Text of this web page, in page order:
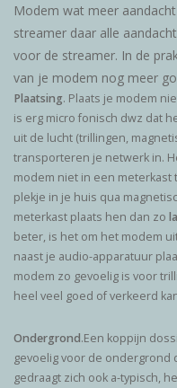
Modem wat meer
streamer daar alle
voor de streamer. In de
van je modem nog meer
Plaatsing. Plaats je modem
is erg micro fonisch dwz dat
uit de lucht (trillingen,
transporteren je netwerk in.
modem niet in een meterkast
plekje in je huis qua
meterkast plaats hen dan zo
beter, is het om het modem
naast je audio-apparatuur
modem zo gevoelig is voor
heel veel goed of verkeerd
Ondergrond.Een koppijn
gevoelig voor de ondergrond
gedraagt zich ook a-typisch,